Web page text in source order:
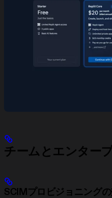
チームとエンター
SCIMプロビジョニング